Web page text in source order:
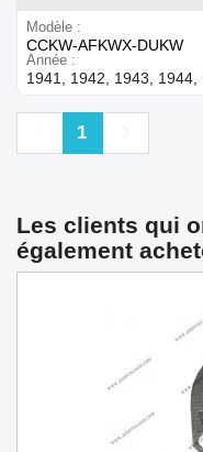
Modèle
CCKW-AFKWX-DUKW
Année
1941, 1942, 1943, 1944,
Précédent
1
Les clients qui
également